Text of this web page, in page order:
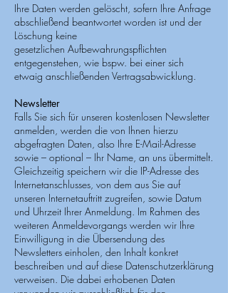
Ihre Daten werden gelöscht, sofern Ihre Anfrage
abschließend beantwortet worden ist und der
Löschung keine
gesetzlichen Aufbewahrungspflichten
entgegenstehen, wie bspw. bei einer sich
etwaig anschließenden Vertragsabwicklung.
Newsletter
Falls Sie sich für unseren kostenlosen Newsletter
anmelden, werden die von Ihnen hierzu
abgefragten Daten, also Ihre E-Mail-Adresse
sowie – optional – Ihr Name, an uns übermittelt.
Gleichzeitig speichern wir die IP-Adresse des
Internetanschlusses, von dem aus Sie auf
unseren Internetauftritt zugreifen, sowie Datum
und Uhrzeit Ihrer Anmeldung. Im Rahmen des
weiteren Anmeldevorgangs werden wir Ihre
Einwilligung in die Übersendung des
Newsletters einholen, den Inhalt konkret
beschreiben und auf diese Datenschutzerklärung
verweisen. Die dabei erhobenen Daten